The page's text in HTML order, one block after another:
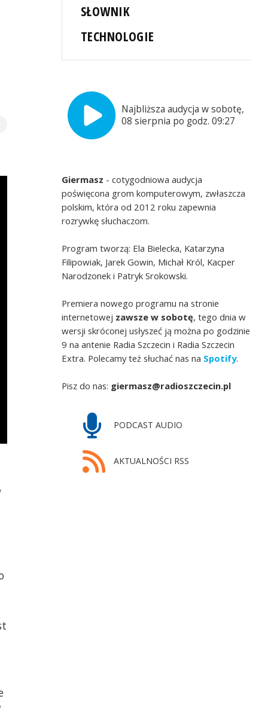
SŁOWNIK
TECHNOLOGIE
Najbliższa audycja w sobotę,
08 sierpnia po godz. 09:27
Giermasz - cotygodniowa audycja
poświęcona grom komputerowym, zwłaszcza
polskim, która od 2012 roku zapewnia
rozrywkę słuchaczom.
Program tworzą: Ela Bielecka, Katarzyna
Filipowiak, Jarek Gowin, Michał Król, Kacper
Narodzonek i Patryk Srokowski.
Premiera nowego programu na stronie
internetowej zawsze w sobotę, tego dnia w
wersji skróconej usłyszeć ją można po godzinie
9 na antenie Radia Szczecin i Radia Szczecin
Extra. Polecamy też słuchać nas na Spotify.
Pisz do nas: giermasz@radioszczecin.pl
PODCAST AUDIO
AKTUALNOŚCI RSS